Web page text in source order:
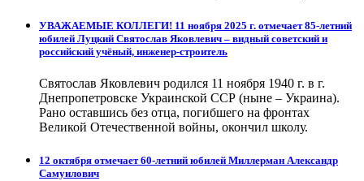
УВАЖАЕМЫЕ КОЛЛЕГИ! 11 ноября 2025 г. отмечает 85-летний
юбилей Луцкий Святослав Яковлевич – видный советский и
российский учёный, инженер-строитель
Святослав Яковлевич родился 11 ноября 1940 г. в г.
Днепропетровске Украинской ССР (ныне – Украина).
Рано оставшись без отца, погибшего на фронтах
Великой Отечественной войны, окончил школу.
12 октября отмечает 60-летний юбилей Миллерман Александр
Самуилович